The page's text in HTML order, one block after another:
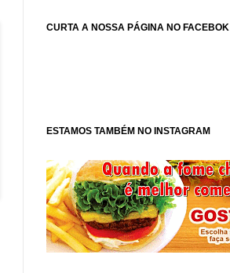
CURTA A NOSSA PÁGINA NO FACEBOK
ESTAMOS TAMBÉM NO INSTAGRAM